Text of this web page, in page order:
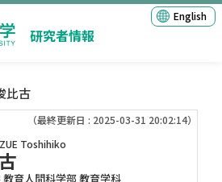
研究者情報
English
比古
（最終更新日 : 2025-03-31 20:02:14）
Toshihiko
育人間科学部 教育学科